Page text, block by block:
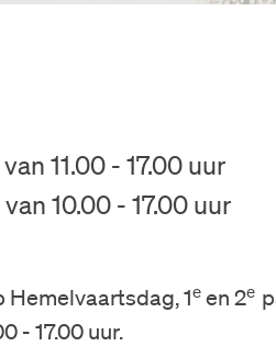
Bezoek
Museum
11.00 - 17.00 uur
10.00 - 17.00 uur
Hemelvaartsdag, 1e en 2e
- 17.00 uur.